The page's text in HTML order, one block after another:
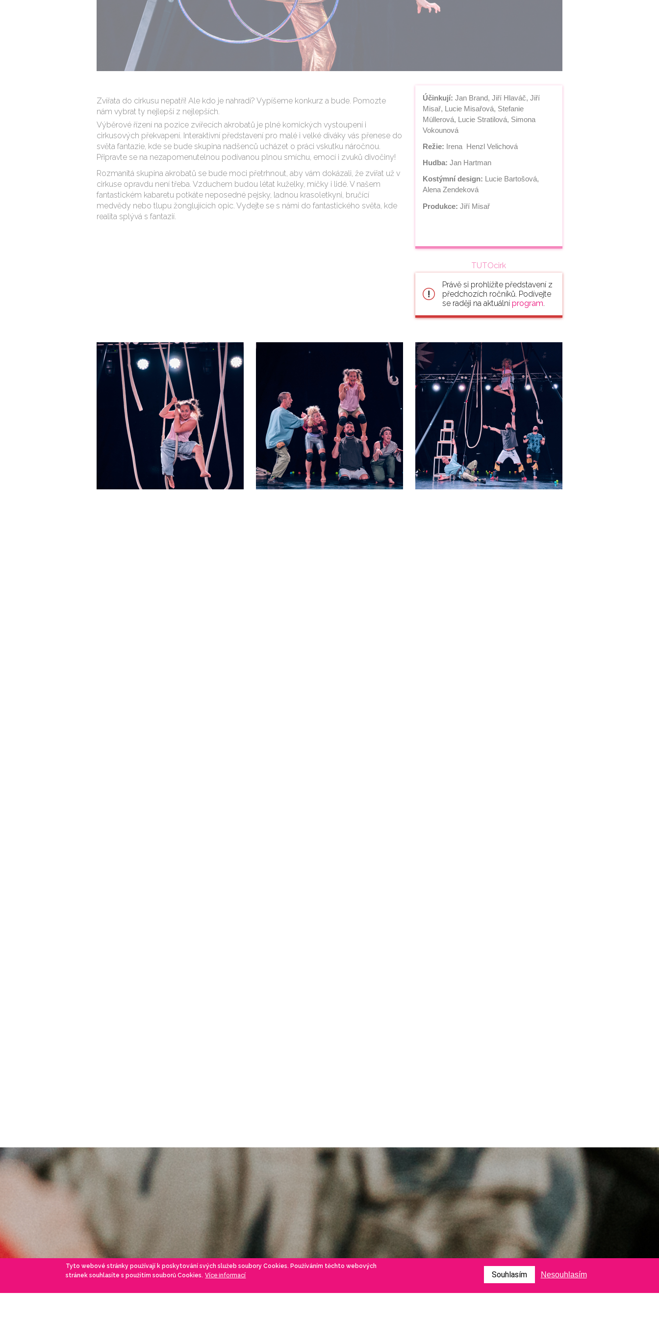
Zvířata do cirkusu nepatří! Ale kdo je nahradí? Vypíšeme konkurz a bude. Pomozte
nám vybrat ty nejlepší z nejlepších.
Výběrové řízení na pozice zvířecích akrobatů je plné komických vystoupení i
cirkusových překvapení. Interaktivní představení pro malé i velké diváky vás přenese do
světa fantazie, kde se bude skupina nadšenců ucházet o práci vskutku náročnou.
Připravte se na nezapomenutelnou podívanou plnou smíchu, emocí i zvuků divočiny!
Rozmanitá skupina akrobatů se bude moci přetrhnout, aby vám dokázali, že zvířat už v
cirkuse opravdu není třeba. Vzduchem budou létat kuželky, míčky i lidé. V našem
fantastickém kabaretu potkáte neposedné pejsky, ladnou krasoletkyni, bručící
medvědy nebo tlupu žonglujících opic. Vydejte se s námi do fantastického světa, kde
realita splývá s fantazií.
Účinkují: Jan Brand, Jiří Hlaváč, Jiří
Misař, Lucie Misařová, Stefanie
Müllerová, Lucie Stratilová, Simona
Vokounová
Režie: Irena  Henzl Velichová
Hudba: Jan Hartman
Kostýmní design: Lucie Bartošová,
Alena Zendeková
Produkce: Jiří Misař
TUTOcirk
Právě si prohlížíte představení z
předchozích ročníků. Podívejte
se raději na aktuální program.
Tyto webové stránky používají k poskytování svých služeb soubory Cookies. Používáním těchto webových
stránek souhlasíte s použitím souborů Cookies. Více informací Souhlasím Nesouhlasím